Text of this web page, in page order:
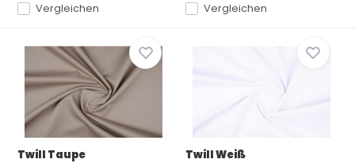
Vergleichen Vergleichen
Twill Taupe Twill Weiß